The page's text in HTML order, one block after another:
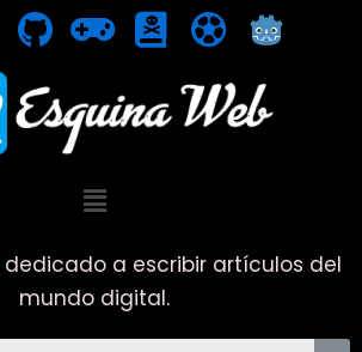
Menú
dedicado a escribir artículos del
mundo digital.